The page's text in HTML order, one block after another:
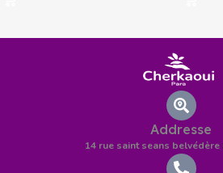
Addresse
14 rue saint seans belvédère